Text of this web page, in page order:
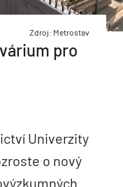
Zdroj: Metrostav
pro
Univerzity
o nový